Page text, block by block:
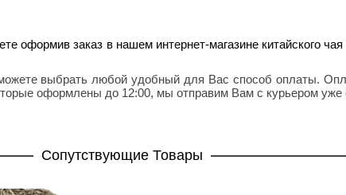
оформив заказ в нашем интернет-магазине китайского чая
выбрать любой удобный для Вас способ оплаты.
оформлены до 12:00, мы отправим Вам с курьером уже
Cопутствующие Товары